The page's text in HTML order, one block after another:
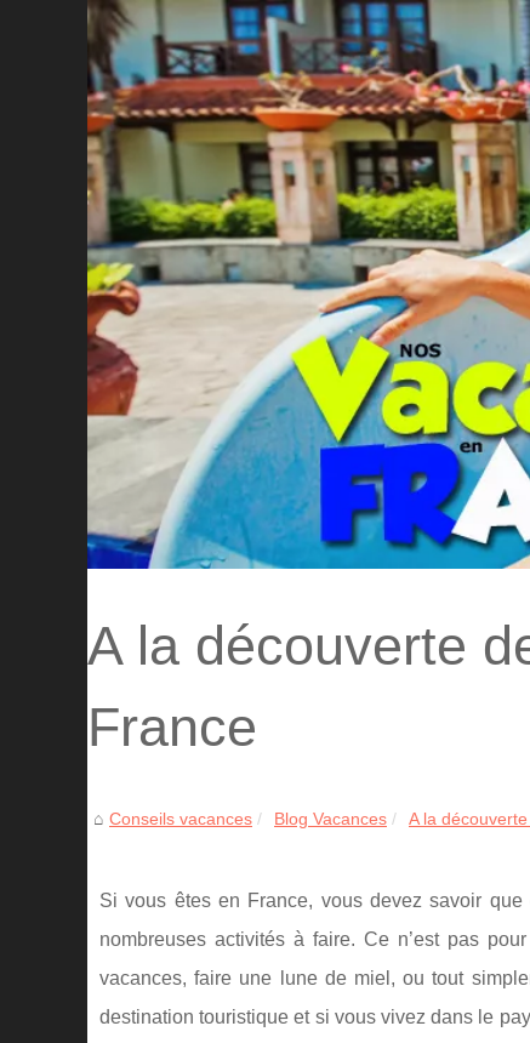
A la découverte
France
Conseils vacances Blog Vacances A la
Si vous êtes en France, vous devez savoir
nombreuses activités à faire. Ce n’est pas
vacances, faire une lune de miel, ou tout
destination touristique et si vous vivez dans le